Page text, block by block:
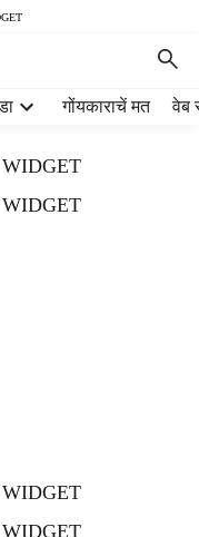
गोंयकाराचें मत वेब